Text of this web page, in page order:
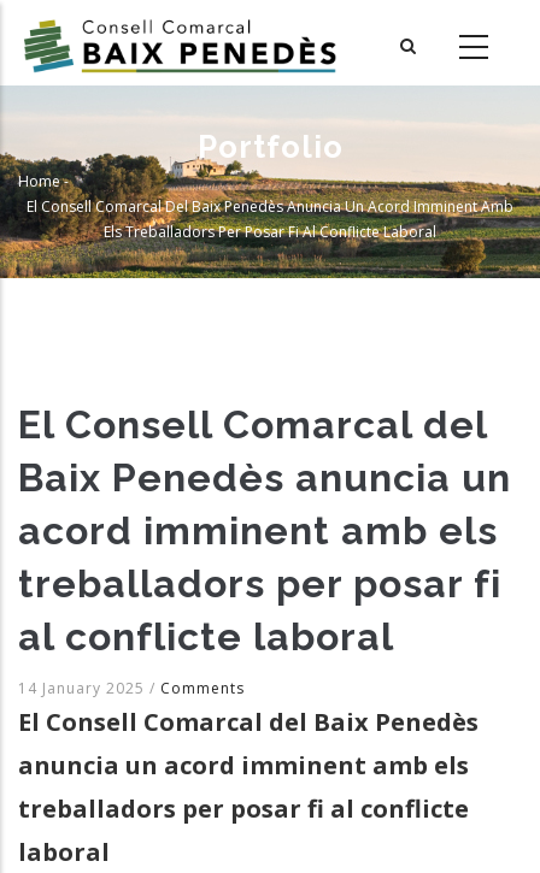
main
Portfolio
Breadcrumb
Home-
El Consell Comarcal Del Baix Penedès Anuncia Un Acord Imminent Amb
Els Treballadors Per Posar Fi Al Conflicte Laboral
El Consell Comarcal del
Baix Penedès anuncia un
acord imminent amb els
treballadors per posar fi
al conflicte laboral
14 January 2025 / Comments
El Consell Comarcal del Baix Penedès
anuncia un acord imminent amb els
treballadors per posar fi al conflicte
laboral